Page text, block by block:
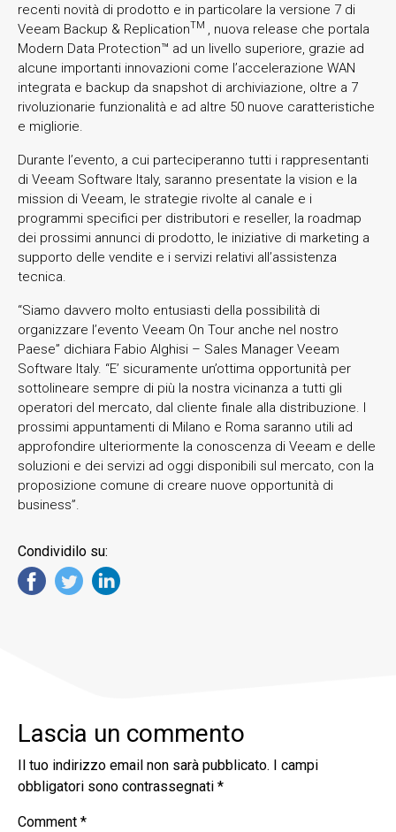
recenti novità di prodotto e in particolare la versione 7 di
Veeam Backup & ReplicationTM , nuova release che portala
Modern Data Protection™ ad un livello superiore, grazie ad
alcune importanti innovazioni come l’accelerazione WAN
integrata e backup da snapshot di archiviazione, oltre a 7
rivoluzionarie funzionalità e ad altre 50 nuove caratteristiche
e migliorie.
Durante l’evento, a cui parteciperanno tutti i rappresentanti
di Veeam Software Italy, saranno presentate la vision e la
mission di Veeam, le strategie rivolte al canale e i
programmi specifici per distributori e reseller, la roadmap
dei prossimi annunci di prodotto, le iniziative di marketing a
supporto delle vendite e i servizi relativi all’assistenza
tecnica.
“Siamo davvero molto entusiasti della possibilità di
organizzare l’evento Veeam On Tour anche nel nostro
Paese” dichiara Fabio Alghisi – Sales Manager Veeam
Software Italy. “E’ sicuramente un’ottima opportunità per
sottolineare sempre di più la nostra vicinanza a tutti gli
operatori del mercato, dal cliente finale alla distribuzione. I
prossimi appuntamenti di Milano e Roma saranno utili ad
approfondire ulteriormente la conoscenza di Veeam e delle
soluzioni e dei servizi ad oggi disponibili sul mercato, con la
proposizione comune di creare nuove opportunità di
business”.
Condividilo su:
Lascia un commento
Il tuo indirizzo email non sarà pubblicato.
I campi
obbligatori sono contrassegnati *
Comment *